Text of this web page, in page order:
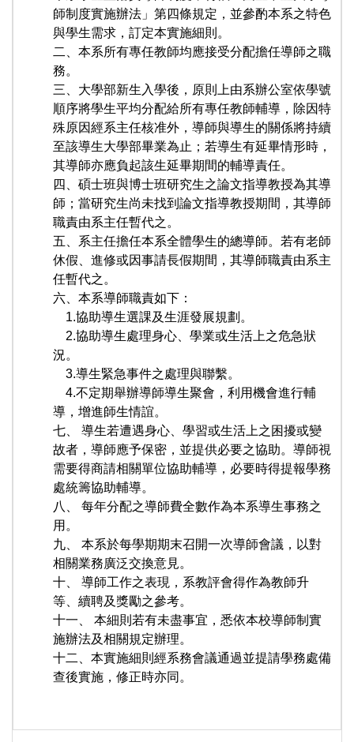
師制度實施辦法」第四條規定，並參酌本系之特色
與學生需求，訂定本實施細則。
二、本系所有專任教師均應接受分配擔任導師之職
務。
三、大學部新生入學後，原則上由系辦公室依學號
順序將學生平均分配給所有專任教師輔導，除因特
殊原因經系主任核准外，導師與導生的關係將持續
至該導生大學部畢業為止；若導生有延畢情形時，
其導師亦應負起該生延畢期間的輔導責任。
四、碩士班與博士班研究生之論文指導教授為其導
師；當研究生尚未找到論文指導教授期間，其導師
職責由系主任暫代之。
五、系主任擔任本系全體學生的總導師。若有老師
休假、進修或因事請長假期間，其導師職責由系主
任暫代之。
六、本系導師職責如下：
1.協助導生選課及生涯發展規劃。
2.協助導生處理身心、學業或生活上之危急狀
況。
3.導生緊急事件之處理與聯繫。
4.不定期舉辦導師導生聚會，利用機會進行輔
導，增進師生情誼。
七、 導生若遭遇身心、學習或生活上之困擾或變
故者，導師應予保密，並提供必要之協助。導師視
需要得商請相關單位協助輔導，必要時得提報學務
處統籌協助輔導。
八、 每年分配之導師費全數作為本系導生事務之
用。
九、 本系於每學期期末召開一次導師會議，以對
相關業務廣泛交換意見。
十、 導師工作之表現，系教評會得作為教師升
等、續聘及獎勵之參考。
十一、 本細則若有未盡事宜，悉依本校導師制實
施辦法及相關規定辦理。
十二、本實施細則經系務會議通過並提請學務處備
查後實施，修正時亦同。